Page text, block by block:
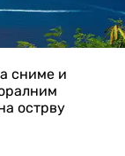
сниме и
острву